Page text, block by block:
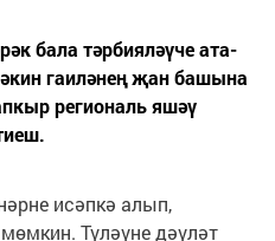
бала тәрбияләүче ата-
гаиләнең җан башына
региональ яшәү
исәпкә алып,
Түләүне дәүләт